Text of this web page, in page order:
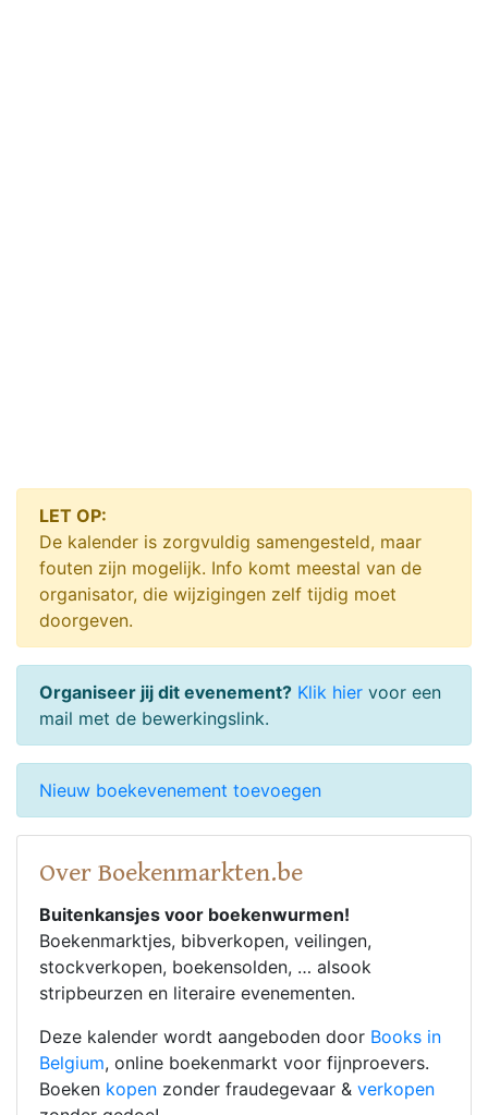
LET OP:
De kalender is zorgvuldig samengesteld, maar
fouten zijn mogelijk. Info komt meestal van de
organisator, die wijzigingen zelf tijdig moet
doorgeven.
Organiseer jij dit evenement? Klik hier voor een
mail met de bewerkingslink.
Nieuw boekevenement toevoegen
Over Boekenmarkten.be
Buitenkansjes voor boekenwurmen!
Boekenmarktjes, bibverkopen, veilingen,
stockverkopen, boekensolden, … alsook
stripbeurzen en literaire evenementen.
Deze kalender wordt aangeboden door Books in
Belgium, online boekenmarkt voor fijnproevers.
Boeken kopen zonder fraudegevaar & verkopen